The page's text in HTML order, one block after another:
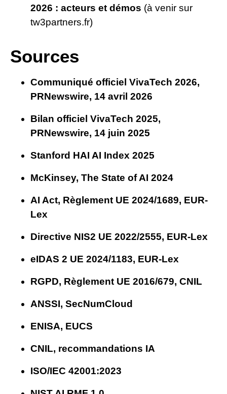
2026 : acteurs et démos (à venir sur
tw3partners.fr)
Sources
Communiqué officiel VivaTech 2026,
PRNewswire, 14 avril 2026
Bilan officiel VivaTech 2025,
PRNewswire, 14 juin 2025
Stanford HAI AI Index 2025
McKinsey, The State of AI 2024
AI Act, Règlement UE 2024/1689, EUR-
Lex
Directive NIS2 UE 2022/2555, EUR-Lex
eIDAS 2 UE 2024/1183, EUR-Lex
RGPD, Règlement UE 2016/679, CNIL
ANSSI, SecNumCloud
ENISA, EUCS
CNIL, recommandations IA
ISO/IEC 42001:2023